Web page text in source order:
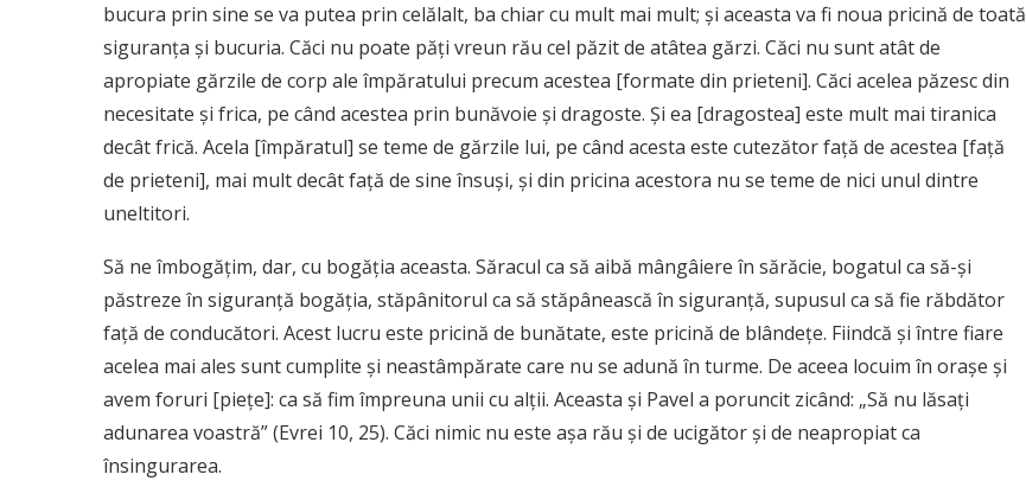
bucura prin sine se va putea prin celălalt, ba chiar cu mult mai mult; şi aceasta va fi noua pricină de toată
siguranţa şi bucuria. Căci nu poate păţi vreun rău cel păzit de atâtea gărzi. Căci nu sunt atât de
apropiate gărzile de corp ale împăratului precum acestea [formate din prieteni]. Căci acelea păzesc din
necesitate şi frica, pe când acestea prin bunăvoie şi dragoste. Şi ea [dragostea] este mult mai tiranica
decât frică. Acela [împăratul] se teme de gărzile lui, pe când acesta este cutezător faţă de acestea [faţă
de prieteni], mai mult decât faţă de sine însuşi, şi din pricina acestora nu se teme de nici unul dintre
uneltitori.
Să ne îmbogăţim, dar, cu bogăţia aceasta. Săracul ca să aibă mângâiere în sărăcie, bogatul ca să-şi
păstreze în siguranţă bogăţia, stăpânitorul ca să stăpânească în siguranţă, supusul ca să fie răbdător
faţă de conducători. Acest lucru este pricină de bunătate, este pricină de blândeţe. Fiindcă şi între fiare
acelea mai ales sunt cumplite şi neastâmpărate care nu se adună în turme. De aceea locuim în oraşe şi
avem foruri [pieţe]: ca să fim împreuna unii cu alţii. Aceasta şi Pavel a poruncit zicând: „Să nu lăsaţi
adunarea voastră” (Evrei 10, 25). Căci nimic nu este aşa rău şi de ucigător şi de neapropiat ca
însingurarea.